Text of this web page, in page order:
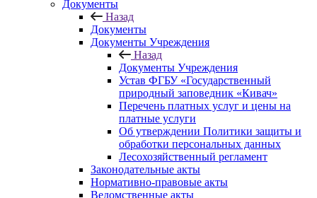
Документы
Назад
Документы
Документы Учреждения
Назад
Документы Учреждения
Устав ФГБУ «Государственный
природный заповедник «Кивач»
Перечень платных услуг и цены на
платные услуги
Об утверждении Политики защиты и
обработки персональных данных
Лесохозяйственный регламент
Законодательные акты
Нормативно-правовые акты
Ведомственные акты